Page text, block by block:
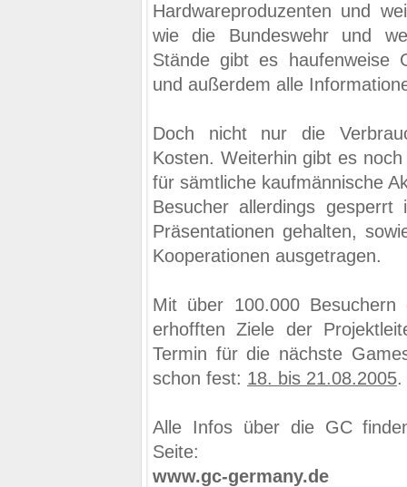
Hardwareproduzenten und
wie die Bundeswehr und
Stände gibt es haufenweise
und außerdem alle
Doch nicht nur die
Kosten. Weiterhin gibt es
für sämtliche kaufmännische
Besucher allerdings
Präsentationen gehalten,
Kooperationen ausgetragen.
Mit über 100.000
erhofften Ziele der
Termin für die nächste
schon fest: 18. bis 21.08.2005.
Alle Infos über die GC
Seite:
www.gc-germany.de